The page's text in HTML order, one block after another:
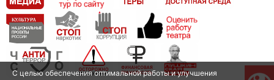
С целью обеспечения оптимальной работы и улучшения